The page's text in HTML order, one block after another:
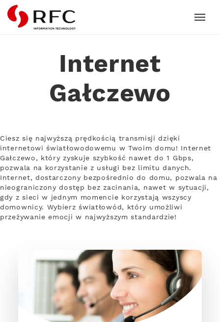
RFC
Internet
Gałczewo
Ciesz się najwyższą prędkością transmisji dzięki
internetowi światłowodowemu w Twoim domu! Internet
Gałczewo, który zyskuje szybkość nawet do 1 Gbps,
pozwala na korzystanie z usługi bez limitu danych.
Internet, dostarczony bezpośrednio do domu, pozwala na
nieograniczony dostęp bez zacinania, nawet w sytuacji,
gdy z sieci w jednym momencie korzystają wszyscy
domownicy. Wybierz światłowód, który umożliwi
przeżywanie emocji w najwyższym standardzie!